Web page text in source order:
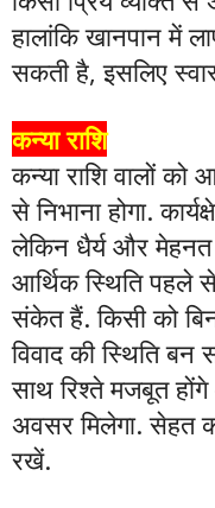
हालांकि खानपान में
सकती है, इसलिए
कन्या राशि
कन्या राशि वालों को
से निभाना होगा.
लेकिन धैर्य और
आर्थिक स्थिति पहले
संकेत हैं. किसी को
विवाद की स्थिति
साथ रिश्ते मजबूत
अवसर मिलेगा. सेहत
रखें.